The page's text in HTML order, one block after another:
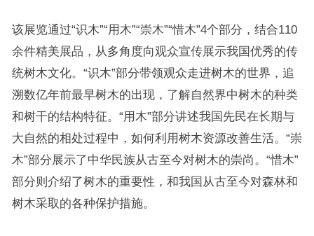
该展览通过“识木”“用木”“崇木”“惜木”4个部分，结合110
余件精美展品，从多角度向观众宣传展示我国优秀的传
统树木文化。“识木”部分带领观众走进树木的世界，追
溯数亿年前最早树木的出现，了解自然界中树木的种类
和树干的结构特征。“用木”部分讲述我国先民在长期与
大自然的相处过程中，如何利用树木资源改善生活。“崇
木”部分展示了中华民族从古至今对树木的崇尚。“惜木”
部分则介绍了树木的重要性，和我国从古至今对森林和
树木采取的各种保护措施。